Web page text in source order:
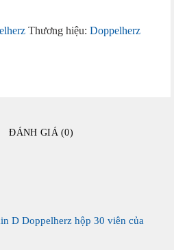
Thương hiệu: Doppelherz
ĐÁNH GIÁ (0)
D Doppelherz hộp 30 viên của